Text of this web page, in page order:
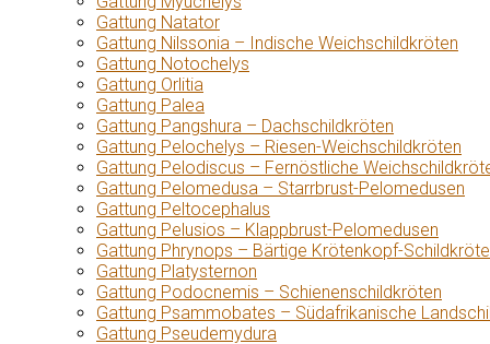
Gattung Natator
Gattung Nilssonia – Indische Weichschildkröten
Gattung Notochelys
Gattung Orlitia
Gattung Palea
Gattung Pangshura – Dachschildkröten
Gattung Pelochelys – Riesen-Weichschildkröten
Gattung Pelodiscus – Fernöstliche
Gattung Pelomedusa – Starrbrust-Pelomedusen
Gattung Peltocephalus
Gattung Pelusios – Klappbrust-Pelomedusen
Gattung Phrynops – Bärtige Krötenkopf-
Gattung Platysternon
Gattung Podocnemis – Schienenschildkröten
Gattung Psammobates – Südafrikanische
Gattung Pseudemydura